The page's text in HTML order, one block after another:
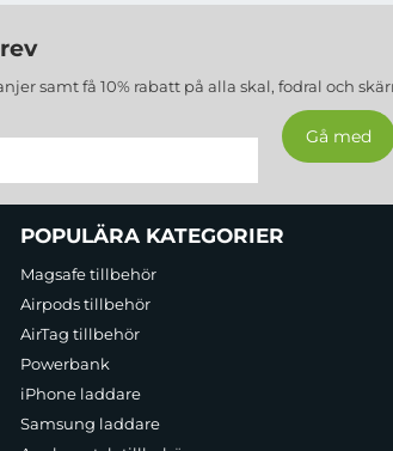
samt få 10% rabatt på alla skal, fodral och
POPULÄRA KATEGORIER
Magsafe tillbehör
Airpods tillbehör
AirTag tillbehör
Powerbank
iPhone laddare
Samsung laddare